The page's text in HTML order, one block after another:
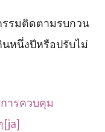
รมติดตามรบกวน
หนึ่งปีหรือปรับไม่
ารควบคุม
[ja]